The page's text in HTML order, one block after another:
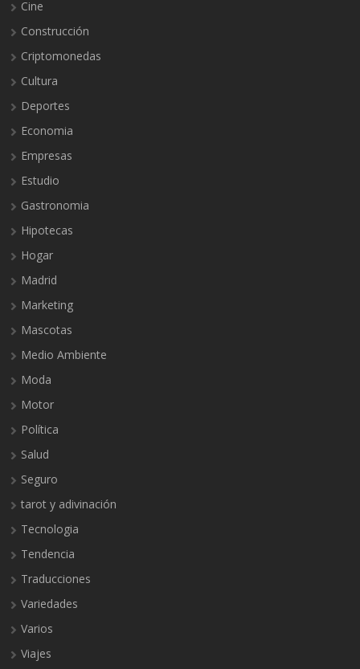
Cine
Construcción
Criptomonedas
Cultura
Deportes
Economia
Empresas
Estudio
Gastronomia
Hipotecas
Hogar
Madrid
Marketing
Mascotas
Medio Ambiente
Moda
Motor
Política
Salud
Seguro
tarot y adivinación
Tecnologia
Tendencia
Traducciones
Variedades
Varios
Viajes